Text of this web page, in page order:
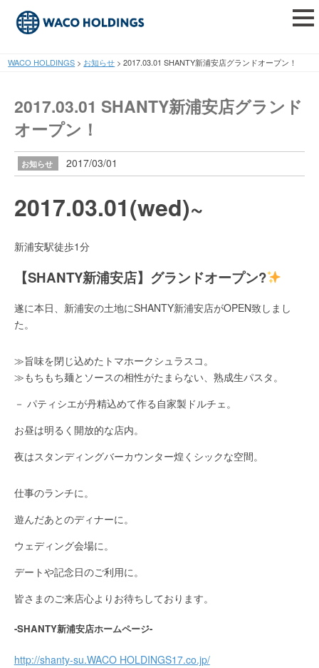
WACO HOLDINGS > お知らせ >2017.03.01 SHANTY新浦安店グランドオープン！
2017.03.01 SHANTY新浦安店グランド
オープン！
お知らせ 2017/03/01
2017.03.01(wed)~
新浦安駅徒歩1分
【SHANTY新浦安店】グランドオープン?
遂に本日、新浦安の土地にSHANTY新浦安店がOPEN致しまし
た。
≫旨味を閉じ込めたトマホークシュラスコ。
≫もちもち麺とソースの相性がたまらない、熟成生パスタ。
－ パティシエが丹精込めて作る自家製ドルチェ。
お昼は明るく開放的な店内。
夜はスタンディングバーカウンター煌くシックな空間。
仕事のランチに。
遊んだあとのディナーに。
ウェディング会場に。
デートや記念日のご利用に。
皆さまのご来店心よりお待ちしております。
-SHANTY新浦安店ホームページ-
http://shanty-su.WACO HOLDINGS17.co.jp/